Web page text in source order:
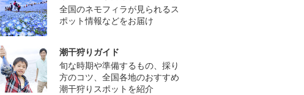
全国のネモフィラが見られるス
ポット情報などをお届け
潮干狩りガイド
旬な時期や準備するもの、採り
方のコツ、全国各地のおすすめ
潮干狩りスポットを紹介